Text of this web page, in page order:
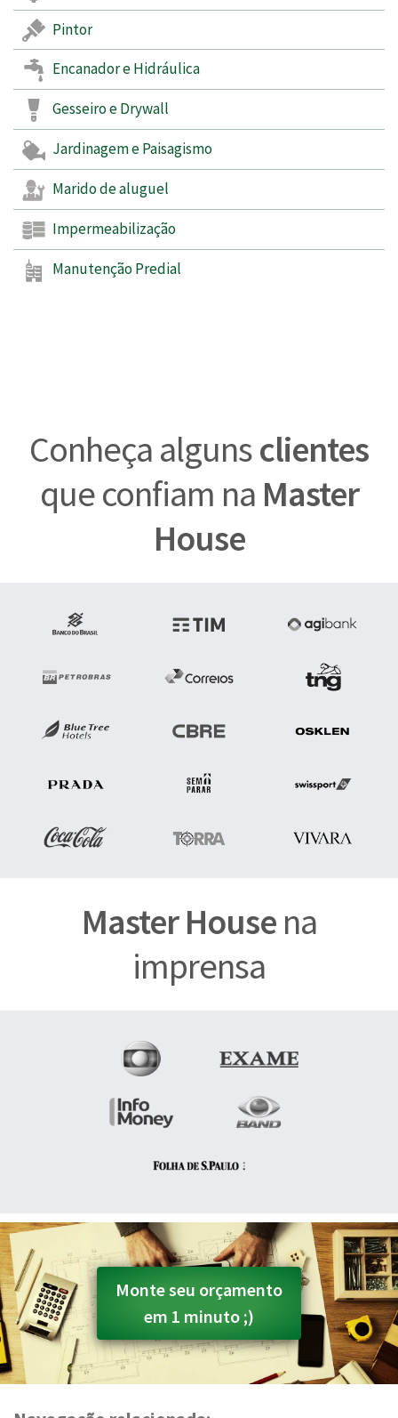
Pintor
Encanador e Hidráulica
Gesseiro e Drywall
Jardinagem e Paisagismo
Marido de aluguel
Impermeabilização
Manutenção Predial
Conheça algunsclientes
que confiam na Master
House
Master Housena
imprensa
Monte seu orçamento
em 1 minuto ;)